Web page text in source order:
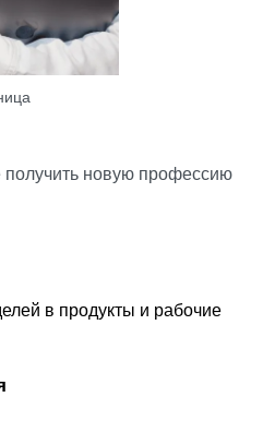
получить новую профессию
в продукты и рабочие